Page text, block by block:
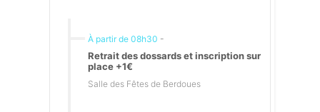
À partir de 08h30 -
Retrait des dossards et inscription sur
place +1€
Salle des Fêtes de Berdoues